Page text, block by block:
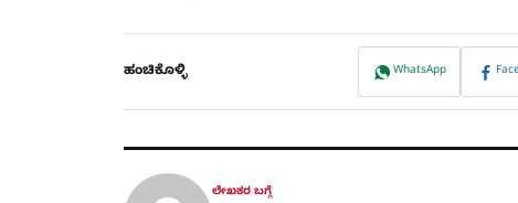
ಹಂಚಿಕೊಳ್ಳಿ WhatsApp
ಲೇಖಕರ ಬಗ್ಗೆ